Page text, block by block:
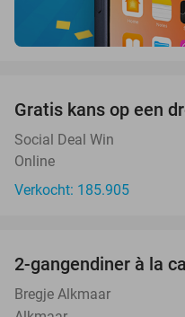
Gratis kans op een
Social Deal Win
Online
Verkocht: 185.905
2-gangendiner à la
Bregje Alkmaar